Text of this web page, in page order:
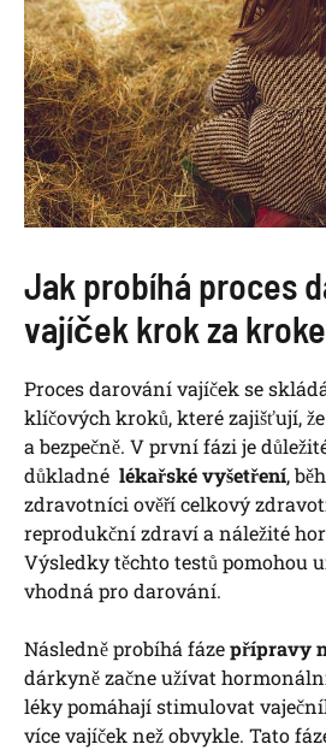
Jak probíhá proces
‍vajíček krok za
Proces darování vajíček se
klíčových kroků, které zajišťují,‌
a bezpečně. ⁢V první fázi je
důkladné ⁢ lékařské‌ vyšetření,
zdravotníci ověří celkový
reprodukční zdraví a náležité‍
⁣Výsledky těchto testů pomohou
vhodná⁤ pro darování.
Následně probíhá​ fáze‍přípravy
dárkyně začne užívat
léky ‌pomáhají ‌stimulovat
více vajíček než obvykle. Tato